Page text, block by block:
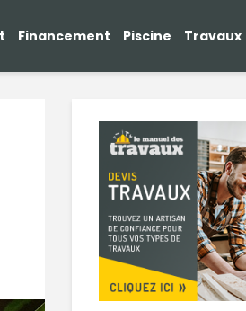
Financement Piscine Travaux